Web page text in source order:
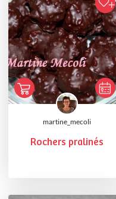
martine_mecoli
Rochers pralinés